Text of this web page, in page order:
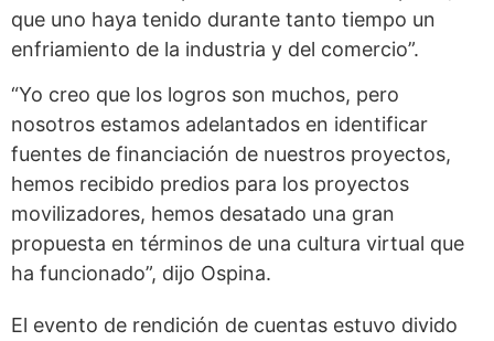
que uno haya tenido durante tanto tiempo un
enfriamiento de la industria y del comercio”.
“Yo creo que los logros son muchos, pero
nosotros estamos adelantados en identificar
fuentes de financiación de nuestros proyectos,
hemos recibido predios para los proyectos
movilizadores, hemos desatado una gran
propuesta en términos de una cultura virtual que
ha funcionado”, dijo Ospina.
El evento de rendición de cuentas estuvo divido